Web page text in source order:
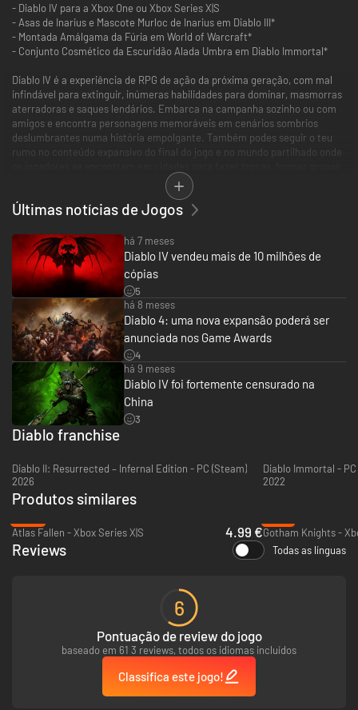
- Diablo IV para a Xbox One ou Xbox Series X|S
- Asas de Inarius e Mascote Murloc de Inarius em Diablo III*
- Montada Amálgama da Fúria em World of Warcraft*
- Conjunto Cosmético da Escuridão Alada Umbra em Diablo Immortal*
Diablo IV é a experiência de RPG de ação da próxima geração, com mal
infindável para extinguir, inúmeras habilidades para dominar, masmorras
aterradoras e saques lendários. Embarca na campanha sozinho ou com
amigos e encontra personagens memoráveis em cenários sombrios
deslumbrantes numa história empolgante. Também podes seguir o teu
rumo no conteúdo expansivo do final do jogo e no mundo partilhado onde
para enfrentar bosses do mundo ou ir a zonas de JxJ, para testarem as
suas habilidades contra outros jogadores - sem lobbies necessários - em
diferentes plataformas e com progressão partilhada entre elas.
Isto é apenas o início para Diablo IV, com novos eventos, histórias,
temporadas, recompensas e mais ainda por vir.
*Transferência separada. Diablo III, World of Warcraft e Diablo Immortal
são vendidos / transferidos separadamente.
Requer uma conta Battle.net. Requer uma ligação à Internet.
Para mais informações, visita Diablo.com.
© 2023 Blizzard Entertainment, Inc. Diablo, Diablo Immortal, World of
Warcraft e Blizzard Entertainment são marcas comerciais ou marcas
registadas da Blizzard Entertainment, Inc. nos EUA e/ou noutros países.
Todos os direitos reservados.
Últimas notícias de Jogos
há 7 meses
Diablo IV vendeu mais de 10 milhões de
cópias
5
há 8 meses
Diablo 4: uma nova expansão poderá ser
anunciada nos Game Awards
4
há 9 meses
Diablo IV foi fortemente censurado na
China
3
Diablo franchise
Diablo II: Resurrected – Infernal Edition - PC (Steam)
2026
Diablo Immortal -
2022
Produtos similares
Atlas Fallen - Xbox Series X|S
4.99 €Gotham Knights -
Reviews Todas as línguas
6
Pontuação de review do jogo
baseado em 61 3 reviews, todos os idiomas incluídos
Classifica este jogo!